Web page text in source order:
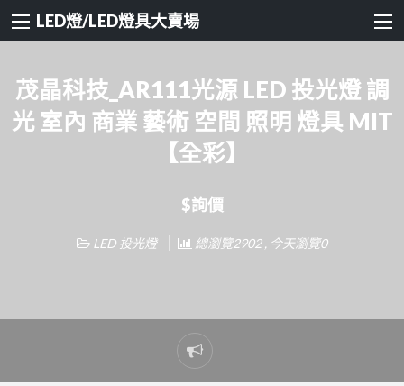
LED燈/LED燈具大賣場
茂晶科技_AR111光源 LED 投光燈 調
光 室內 商業 藝術 空間 照明 燈具 MIT
【全彩】
$詢價
LED 投光燈 總瀏覽2902 , 今天瀏覽0
Report